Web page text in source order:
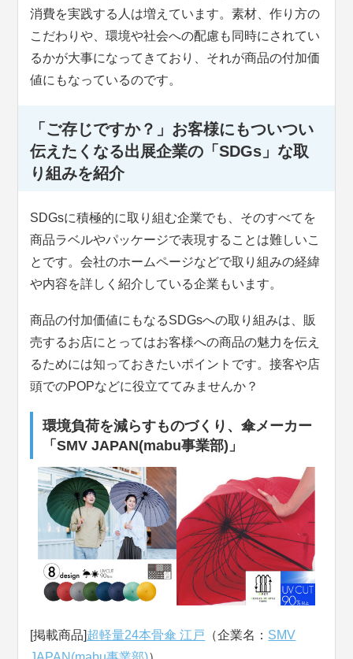
消費を実践する人は増えています。素材、作り方の
こだわりや、環境や社会への配慮も同時にされてい
るかが大事になってきており、それが商品の付加価
値にもなっているのです。
「ご存じですか？」お客様にもついつい
伝えたくなる出展企業の「SDGs」な取
り組みを紹介
SDGsに積極的に取り組む企業でも、そのすべてを
商品ラベルやパッケージで表現することは難しいこ
とです。会社のホームページなどで取り組みの経緯
や内容を詳しく紹介している企業もいます。
商品の付加価値にもなるSDGsへの取り組みは、販
売するお店にとってはお客様への商品の魅力を伝え
るためには知っておきたいポイントです。接客や店
頭でのPOPなどに役立ててみませんか？
環境負荷を減らすものづくり、傘メーカー
「SMV JAPAN(mabu事業部)」
[掲載商品]超軽量24本骨傘 江戸 （企業名： SMV